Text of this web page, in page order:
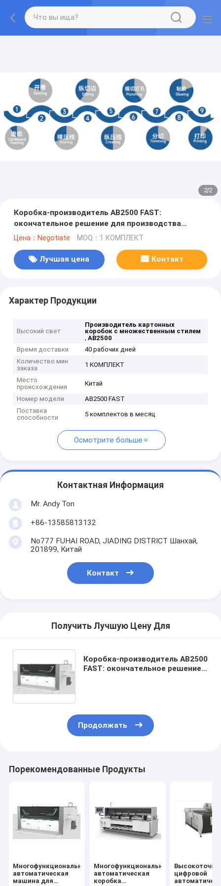
2/2
Коробка-производитель AB2500 FAST:
окончательное решение для производства
небольших партий картонного картона с
Цена：Negotiate MOQ：1 КОМПЛЕКТ
Лучшая цена Контакт
Характер Продукции
Высокий свет
Производитель картонных
коробок с множественным стилем
,AB2500
Время доставки
40 рабочих дней
Количество мин
заказа
1 КОМПЛЕКТ
Место
происхождения
Китай
Номер модели
AB2500 FAST
Поставка
способности
5 комплектов в месяц
Осмотрите больше
Контактная Информация
Mr. Andy Ton
+86-13585813132
No777 FUHAI ROAD, JIADING DISTRICT Шанхай,
201899, Китай
Контакт
Получить Лучшую Цену Для
Коробка-производитель AB2500
FAST: окончательное решение
Продолжать
Порекомендованные Продукты
Многофункциональная
автоматическая
машина для
Многофункциональная
автоматическая
коробка
цифровой